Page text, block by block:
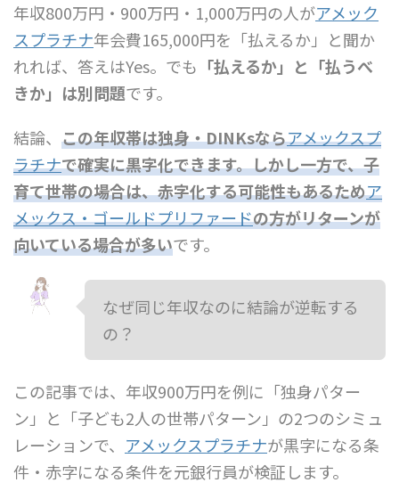
年収800万円・900万円・1,000万円の人がアメック
スプラチナ年会費165,000円を「払えるか」と聞か
れれば、答えはYes。でも 「払えるか」と「払うべ
きか」は別問題です。
結論、 この年収帯は独身・DINKsならアメックスプ
ラチナで確実に黒字化できます。しかし一方で、子
育て世帯の場合は、赤字化する可能性もあるためア
メックス・ゴールドプリファードの方がリターンが
向いている場合が多いです。
なぜ同じ年収なのに結論が逆転する
の？
この記事では、年収900万円を例に「独身パター
ン」と「子ども2人の世帯パターン」の2つのシミュ
レーションで、 アメックスプラチナが黒字になる条
件・赤字になる条件を元銀行員が検証します。